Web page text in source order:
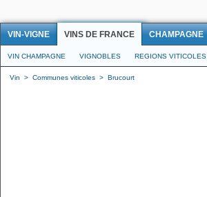
VIN-VIGNE VINS DE FRANCE CHAMPAGNE
VIN CHAMPAGNE VIGNOBLES REGIONS VITICOLES
Vin > Communes viticoles > Brucourt